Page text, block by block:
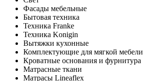
Фасады мебельные
Бытовая техника
Техника Franke
Техника Konigin
Вытяжки кухонные
Комплектующие для мягкой мебели
Кроватные основания и фурнитура
Матрасные ткани
Матрасы Lineaflex